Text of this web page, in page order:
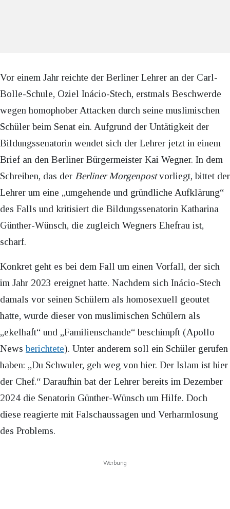
Vor einem Jahr reichte der Berliner Lehrer an der Carl-
Bolle-Schule, Oziel Inácio-Stech, erstmals Beschwerde
wegen homophober Attacken durch seine muslimischen
Schüler beim Senat ein. Aufgrund der Untätigkeit der
Bildungssenatorin wendet sich der Lehrer jetzt in einem
Brief an den Berliner Bürgermeister Kai Wegner. In dem
Schreiben, das der Berliner Morgenpostvorliegt, bittet der
Lehrer um eine „umgehende und gründliche Aufklärung“
des Falls und kritisiert die Bildungssenatorin Katharina
Günther-Wünsch, die zugleich Wegners Ehefrau ist,
scharf.
Konkret geht es bei dem Fall um einen Vorfall, der sich
im Jahr 2023 ereignet hatte. Nachdem sich Inácio-Stech
damals vor seinen Schülern als homosexuell geoutet
hatte, wurde dieser von muslimischen Schülern als
„ekelhaft“ und „Familienschande“ beschimpft (Apollo
Newsberichtete). Unter anderem soll ein Schüler gerufen
haben: „Du Schwuler, geh weg von hier. Der Islam ist hier
der Chef.“ Daraufhin bat der Lehrer bereits im Dezember
2024 die Senatorin Günther-Wünsch um Hilfe. Doch
diese reagierte mit Falschaussagen und Verharmlosung
des Problems.
Werbung